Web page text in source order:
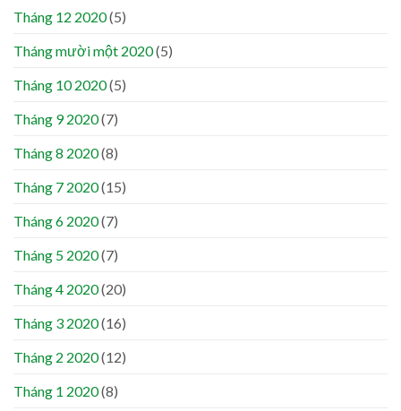
Tháng 12 2020(5)
Tháng mười một 2020(5)
Tháng 10 2020(5)
Tháng 9 2020(7)
Tháng 8 2020(8)
Tháng 7 2020(15)
Tháng 6 2020(7)
Tháng 5 2020(7)
Tháng 4 2020(20)
Tháng 3 2020(16)
Tháng 2 2020(12)
Tháng 1 2020(8)